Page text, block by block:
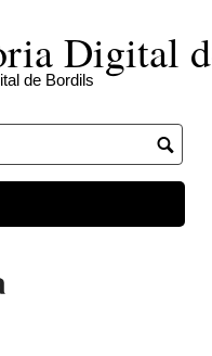
Digital
de Bordils